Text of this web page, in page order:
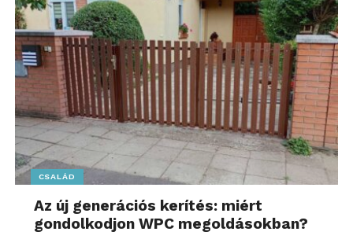
CSALÁD
Az új generációs kerítés: miért
gondolkodjon WPC megoldásokban?